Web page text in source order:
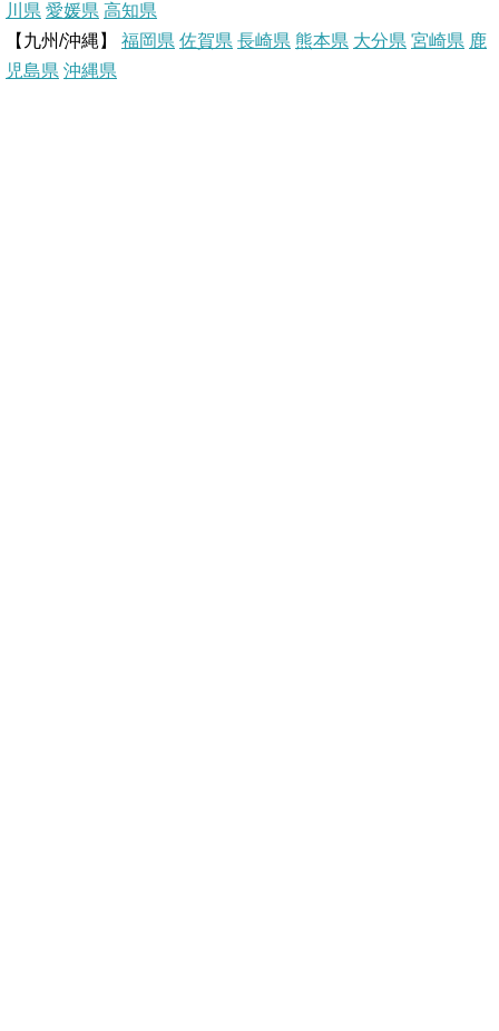
t
川県 愛媛県 高知県
【九州/沖縄】 福岡県 佐賀県 長崎県 熊本県 大分県 宮崎県 鹿
児島県 沖縄県